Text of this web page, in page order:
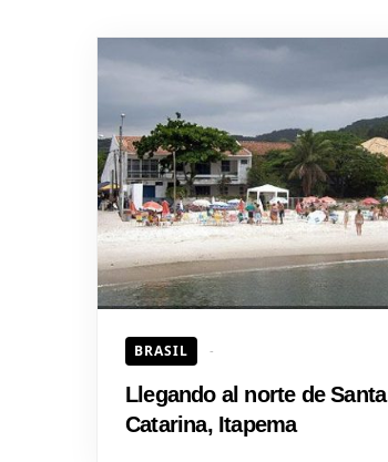
BRASIL
Llegando al norte de Santa
Catarina, Itapema